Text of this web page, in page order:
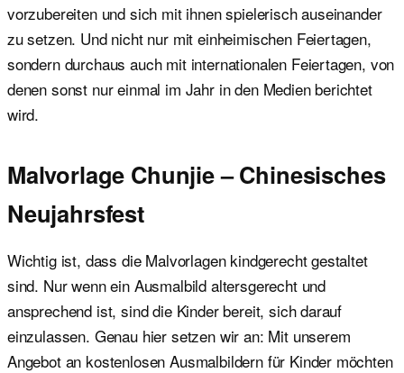
vorzubereiten und sich mit ihnen spielerisch auseinander
zu setzen. Und nicht nur mit einheimischen Feiertagen,
sondern durchaus auch mit internationalen Feiertagen, von
denen sonst nur einmal im Jahr in den Medien berichtet
wird.
Malvorlage Chunjie – Chinesisches
Neujahrsfest
Wichtig ist, dass die Malvorlagen kindgerecht gestaltet
sind. Nur wenn ein Ausmalbild altersgerecht und
ansprechend ist, sind die Kinder bereit, sich darauf
einzulassen. Genau hier setzen wir an: Mit unserem
Angebot an kostenlosen Ausmalbildern für Kinder möchten